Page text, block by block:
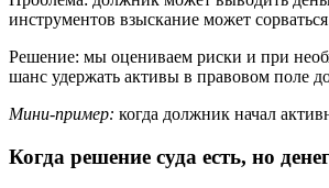
инструментов взыскание может
Решение: мы оцениваем риски и при
шанс удержать активы в правовом поле
Мини-пример: когда должник начал
Когда решение суда есть, но